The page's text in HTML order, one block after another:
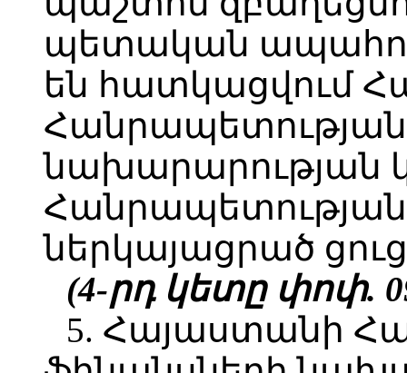
պետական
են հատկացվում
նախարարության
ներկայացրած
(4-րդ կետը փոփ.
5. Հայաստանի